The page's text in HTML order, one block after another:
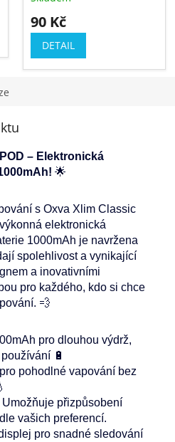
90 Kč
DETAIL
– Elektronická
🌟
s Oxva Xlim Classic
elektronická
1000mAh je navržena
spolehlivost a vynikající
a inovativními
pro každého, kdo si chce
💨
pro dlouhou výdrž,
🔋
pohodlné vapování bez
Umožňuje přizpůsobení
vašich preferencí.
pro snadné sledování